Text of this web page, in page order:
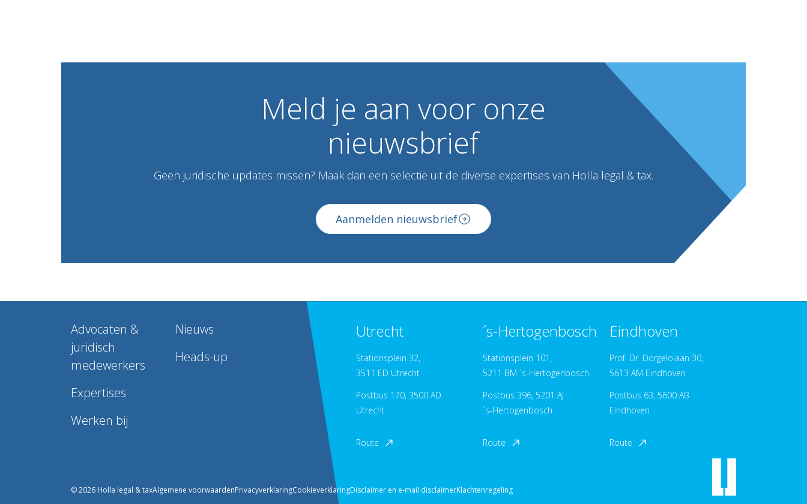
Meld je aan voor onze
nieuwsbrief
Geen juridische updates missen? Maak dan een selectie uit de diverse expertises van Holla legal & tax.
Aanmelden nieuwsbrief
Advocaten &
juridisch
medewerkers
Expertises
Werken bij
Nieuws
Heads-up
Utrecht
Stationsplein 32,
3511 ED Utrecht
Postbus 170, 3500 AD
Utrecht
Route
´s-Hertogenbosch
Stationsplein 101,
5211 BM ´s-Hertogenbosch
Postbus 396, 5201 AJ
´s-Hertogenbosch
Route
Eindhoven
Prof. Dr. Dorgelolaan 30,
5613 AM Eindhoven
Postbus 63, 5600 AB
Eindhoven
Route
© 2026 Holla legal & taxAlgemene voorwaardenPrivacyverklaringCookieverklaringDisclaimer en e-mail disclaimerKlachtenregeling